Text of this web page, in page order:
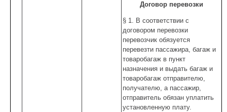
Договор перевозки
§ 1. В соответствии с
договором перевозки
перевозчик обязуется
перевезти пассажира, багаж и
товаробагаж в пункт
назначения и выдать багаж и
товаробагаж отправителю,
получателю, а пассажир,
отправитель обязан уплатить
установленную плату.